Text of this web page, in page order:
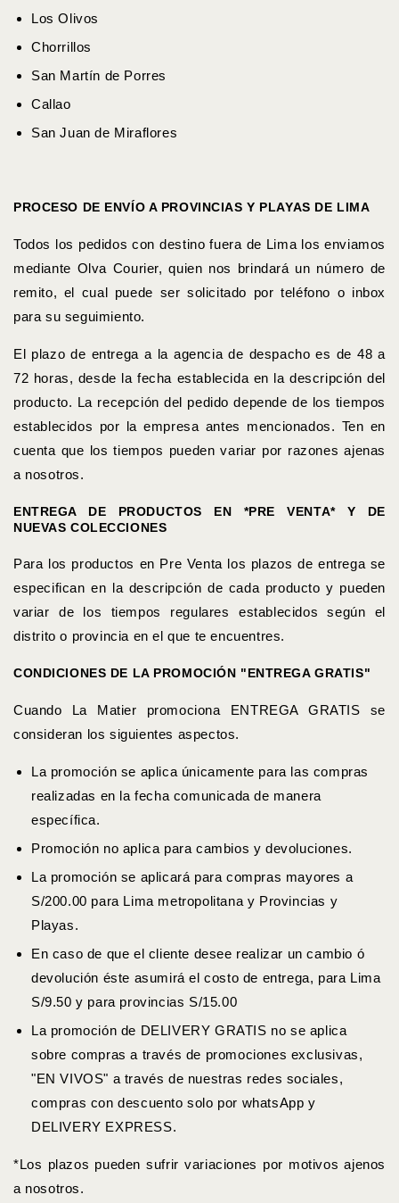
Los Olivos
Chorrillos
San Martín de Porres
Callao
San Juan de Miraflores
PROCESO DE ENVÍO A PROVINCIAS Y PLAYAS DE LIMA
Todos los pedidos con destino fuera de Lima los enviamos
mediante Olva Courier, quien nos brindará un número de
remito, el cual puede ser solicitado por teléfono o inbox
para su seguimiento.
El plazo de entrega a la agencia de despacho es de 48 a
72 horas, desde la fecha establecida en la descripción del
producto. La recepción del pedido depende de los tiempos
establecidos por la empresa antes mencionados. Ten en
cuenta que los tiempos pueden variar por razones ajenas
a nosotros.
ENTREGA DE PRODUCTOS EN *PRE VENTA* Y DE
NUEVAS COLECCIONES
Para los productos en Pre Venta los plazos de entrega se
especifican en la descripción de cada producto y pueden
variar de los tiempos regulares establecidos según el
distrito o provincia en el que te encuentres.
CONDICIONES DE LA PROMOCIÓN "ENTREGA GRATIS"
Cuando La Matier promociona ENTREGA GRATIS se
consideran los siguientes aspectos.
La promoción se aplica únicamente para las compras
realizadas en la fecha comunicada de manera
específica.
Promoción no aplica para cambios y devoluciones.
La promoción se aplicará para compras mayores a
S/200.00 para Lima metropolitana y Provincias y
Playas.
En caso de que el cliente desee realizar un cambio ó
devolución éste asumirá el costo de entrega, para Lima
S/9.50 y para provincias S/15.00
La promoción de DELIVERY GRATIS no se aplica
sobre compras a través de promociones exclusivas,
"EN VIVOS" a través de nuestras redes sociales,
compras con descuento solo por whatsApp y
DELIVERY EXPRESS.
*Los plazos pueden sufrir variaciones por motivos ajenos
a nosotros.